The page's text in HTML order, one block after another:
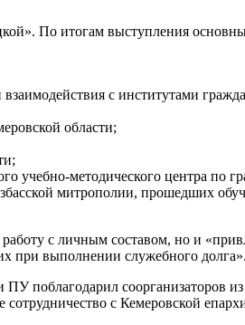
По итогам выступления
с институтами
области;
учебно-методического центра по
митрополии, прошедших
с личным составом, но и
при выполнении служебного долга».
поблагодарил соорганизаторов
с Кемеровской